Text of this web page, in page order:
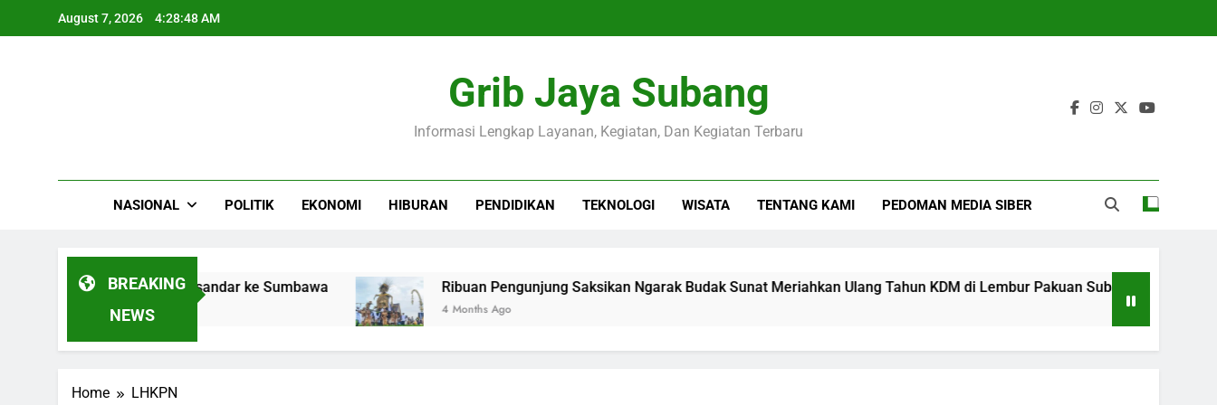
August 7, 2026 4:28:48 AM
Grib Jaya Subang
Informasi Lengkap Layanan, Kegiatan, Dan Kegiatan Terbaru
NASIONAL POLITIK EKONOMI HIBURAN PENDIDIKAN TEKNOLOGI WISATA TENTANG KAMI PEDOMAN MEDIA SIBER
BREAKING
NEWS
LPG Gas Camellia Bersandar ke Sumbawa Ribuan Pengunjung Saksikan Ngarak Budak Sunat Meriahkan Ulang Tahun KDM di Lembur Pakuan Subang
4 Months Ago
Home LHKPN